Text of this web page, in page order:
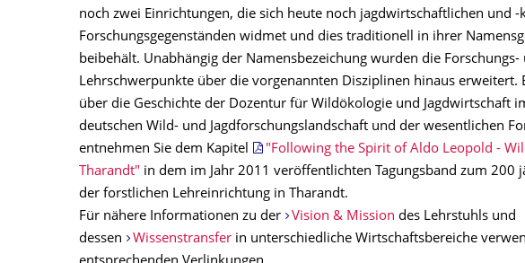
noch zwei Einrichtungen, die sich heute noch jagdwirtschaftlichen und -
Forschungsgegenständen widmet und dies traditionell in ihrer
beibehält. Unabhängig der Namensbezeichung wurden die Forschungs-
Lehrschwerpunkte über die vorgenannten Disziplinen hinaus erweitert.
über die Geschichte der Dozentur für Wildökologie und Jagdwirtschaft
deutschen Wild- und Jagdforschungslandschaft und der wesentlichen
entnehmen Sie dem Kapitel
"Following the Spirit of Aldo Leopold -
Tharandt" in dem im Jahr 2011 veröffentlichten Tagungsband zum 200
der forstlichen Lehreinrichtung in Tharandt.
Für nähere Informationen zu der
Vision & Mission des Lehrstuhls und
dessen
Wissenstransferin unterschiedliche Wirtschaftsbereiche